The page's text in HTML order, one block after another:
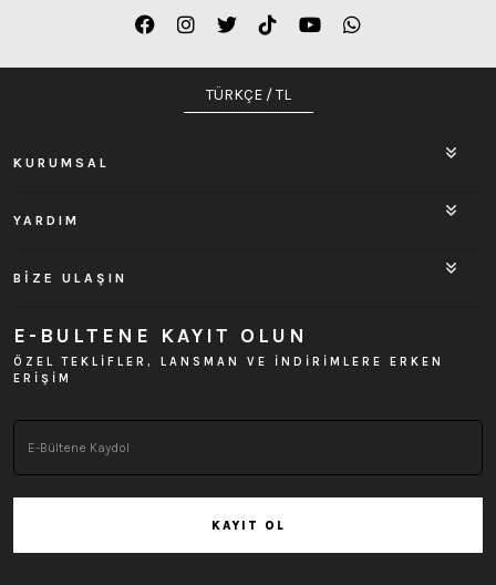
TÜRKÇE / TL
KURUMSAL
YARDIM
BİZE ULAŞIN
E-BULTENE KAYIT OLUN
ÖZEL TEKLİFLER, LANSMAN VE İNDİRİMLERE ERKEN
ERİŞİM
KAYIT OL